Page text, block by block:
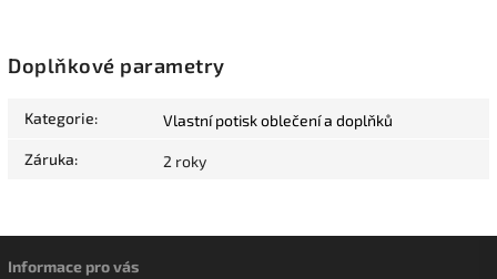
Doplňkové parametry
Kategorie: Vlastní potisk oblečení a doplňků
Záruka: 2 roky
Informace pro vás